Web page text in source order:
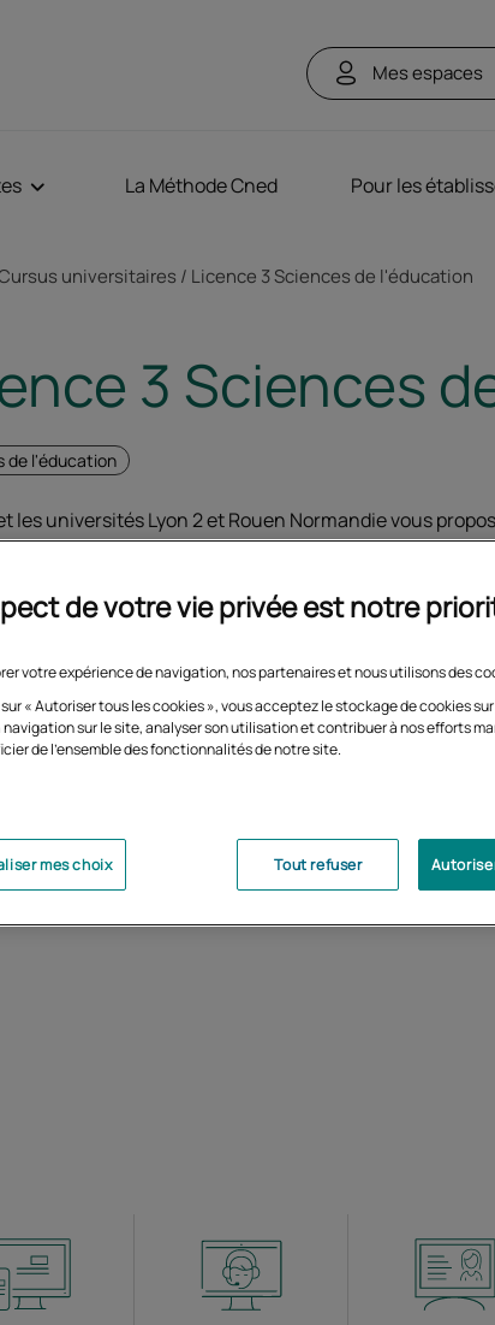
Mes espaces
La Méthode Cned Pour les
universitaires Licence 3 Sciences de l'éducation
3 Sciences
de l'éducation
les universités Lyon 2 et Rouen Normandie vous
de l’homme et de la société, mention sciences de
de licence Sciences de l’éducation offre une
à choisir parmi : formation des adultes,
de candidater en master 1, de préparer un
publique ou d’entrer directement dans la vie active.
de votre vie privée est notre
votre expérience de navigation, nos partenaires et nous utilisons des
« Autoriser tous les cookies », vous acceptez le stockage de cookies
sur le site, analyser son utilisation et contribuer à nos efforts
de l'ensemble des fonctionnalités de notre site.
Tout refuser
mes choix